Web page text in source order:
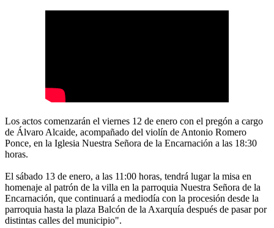
Los actos comenzarán el viernes 12 de enero con el pregón a cargo
de Álvaro Alcaide, acompañado del violín de Antonio Romero
Ponce, en la Iglesia Nuestra Señora de la Encarnación a las 18:30
horas.
El sábado 13 de enero, a las 11:00 horas, tendrá lugar la misa en
homenaje al patrón de la villa en la parroquia Nuestra Señora de la
Encarnación, que continuará a mediodía con la procesión desde la
parroquia hasta la plaza Balcón de la Axarquía después de pasar por
distintas calles del municipio".